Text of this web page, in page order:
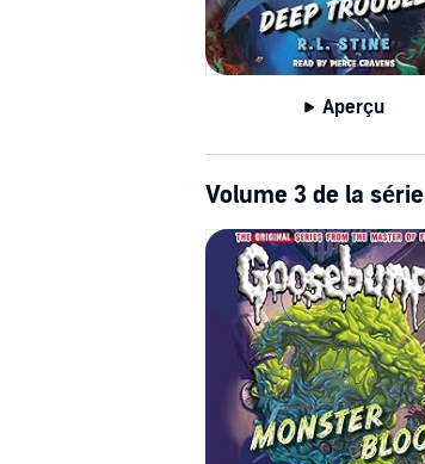
Aperçu
Volume 3 de la série